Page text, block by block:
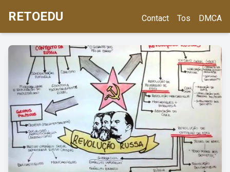
RETOEDU Contact Tos DMCA